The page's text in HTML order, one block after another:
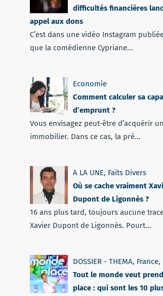
difficultés financières
appel aux dons
C’est dans une vidéo Instagram
que la comédienne Cypriane...
Economie
Comment calculer sa
d’emprunt ?
Vous envisagez peut-être d’acquérir
immobilier. Dans ce cas, la pré...
A LA UNE, Faits Divers
Où se cache vraiment
Dupont de Ligonnès ?
16 ans plus tard, toujours aucune
Xavier Dupont de Ligonnès. Pourt...
DOSSIER - THEMA, France,
Tout le monde veut
place : qui sont les 10